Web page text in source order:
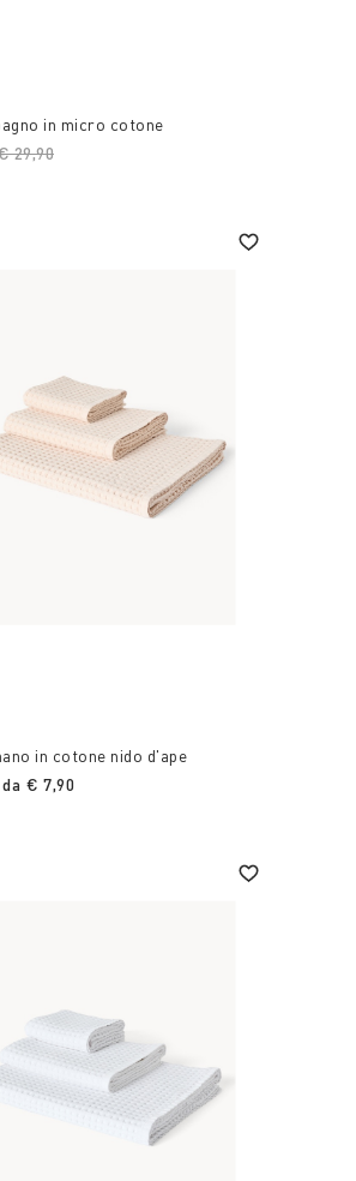
in micro cotone
reduced from
29,90
in cotone nido d'ape
€ 7,90